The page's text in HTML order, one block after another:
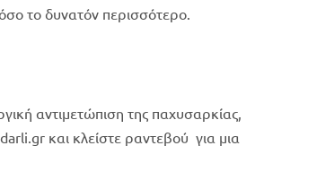
το δυνατόν περισσότερο.
αντιμετώπιση της παχυσαρκίας,
και κλείστε ραντεβού για μια